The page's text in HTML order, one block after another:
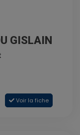
GISLAIN
Voir la fiche